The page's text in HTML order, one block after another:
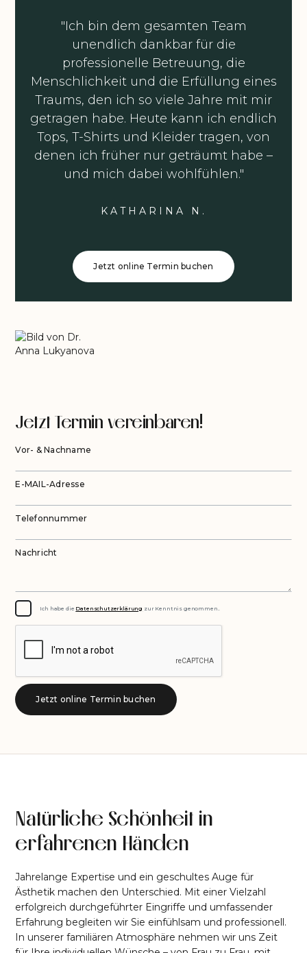
"Ich bin dem gesamten Team
unendlich dankbar für die
professionelle Betreuung, die
Menschlichkeit und die Erfüllung eines
Traums, den ich so viele Jahre mit mir
getragen habe. Heute kann ich endlich
Tops, T-Shirts und Kleider tragen, von
denen ich früher nur geträumt habe –
und mich dabei wohlfühlen."
KATHARINA N.
Jetzt online Termin buchen
Jetzt Termin vereinbaren!
Vor- & Nachname
E-MAIL-Adresse
Telefonnummer
Nachricht
Ich habe die Datenschutzerklärung zur Kenntnis genommen..
Natürliche Schönheit in
erfahrenen Händen
Jahrelange Expertise und ein geschultes Auge für
Ästhetik machen den Unterschied. Mit einer Vielzahl
erfolgreich durchgeführter Eingriffe und umfassender
Erfahrung begleiten wir Sie einfühlsam und professionell.
In unserer familiären Atmosphäre nehmen wir uns Zeit